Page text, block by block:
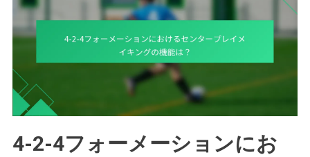
4-2-4フォーメーションにお